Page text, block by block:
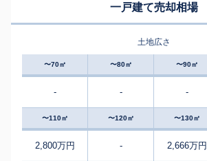
一戸建て売却相場
土地広さ
〜70㎡ 〜80㎡ 〜90㎡
- - -
〜110㎡ 〜120㎡ 〜130㎡
2,800万円 - 2,666万円